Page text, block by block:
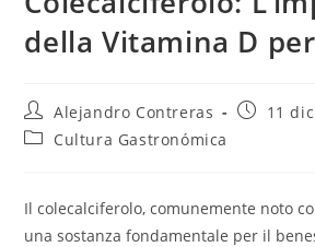
della Vitamina D
Autor
de
la
Alejandro Contreras
Entrada
11
Categoría
entrada:
Cultura Gastronómica
Il colecalciferolo, comunemente noto
una sostanza fondamentale per il